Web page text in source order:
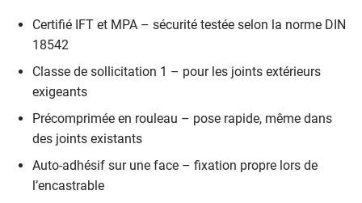
Certifié IFT et MPA – sécurité testée selon la norme DIN
18542
Classe de sollicitation 1 – pour les joints extérieurs
exigeants
Précomprimée en rouleau – pose rapide, même dans
des joints existants
Auto-adhésif sur une face – fixation propre lors de
l’encastrable